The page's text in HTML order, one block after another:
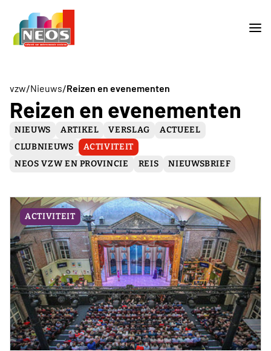
vzw/Nieuws/Reizen en evenementen
Reizen en evenementen
NIEUWS ARTIKEL VERSLAG
ACTUEEL
CLUBNIEUWS
ACTIVITEIT
NEOS VZW EN PROVINCIE
REIS NIEUWSBRIEF
ACTIVITEIT